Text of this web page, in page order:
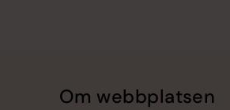
Om webbplatsen